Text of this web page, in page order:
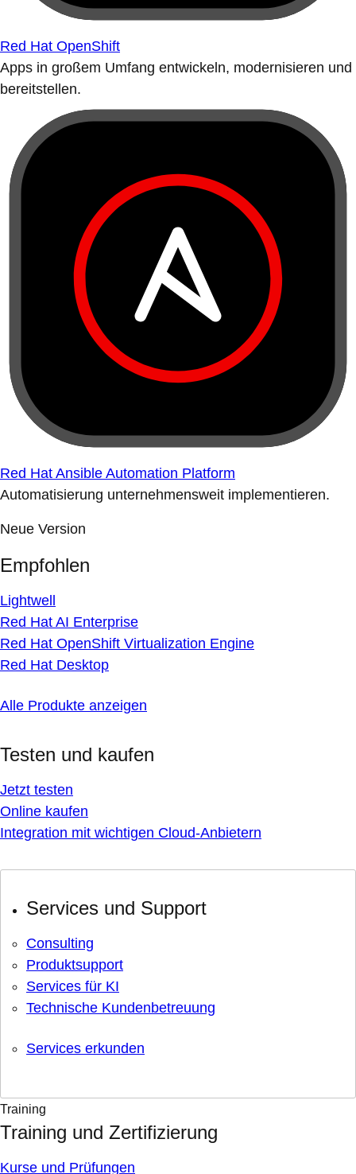
Red Hat OpenShift
Apps in großem Umfang entwickeln, modernisieren und
bereitstellen.
Red Hat Ansible Automation Platform
Automatisierung unternehmensweit implementieren.
Neue Version
Empfohlen
Lightwell
Red Hat AI Enterprise
Red Hat OpenShift Virtualization Engine
Red Hat Desktop
Alle Produkte anzeigen
Testen und kaufen
Jetzt testen
Online kaufen
Integration mit wichtigen Cloud-Anbietern
Services und Support
Consulting
Produktsupport
Services für KI
Technische Kundenbetreuung
Services erkunden
Training
Training und Zertifizierung
Kurse und Prüfungen